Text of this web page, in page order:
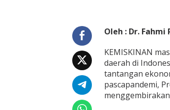
n
g
h
T
a
n
t
a
Oleh : Dr. Fahmi
KEMISKINAN
daerah di
tantangan
pascapandemi,